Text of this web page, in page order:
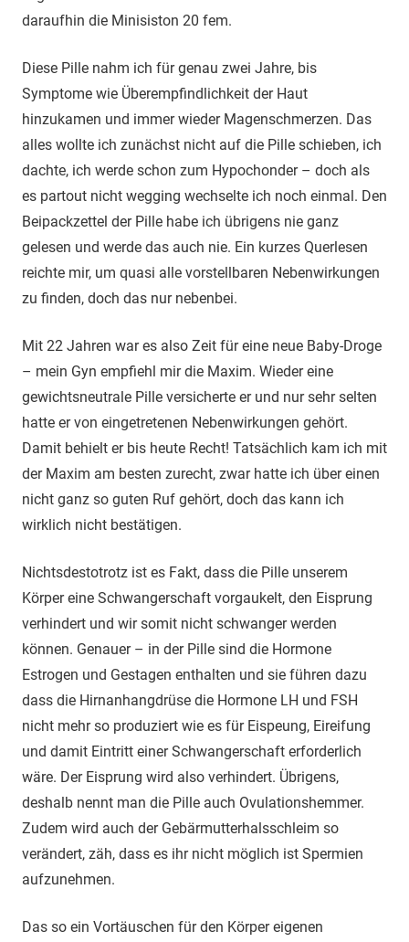
daraufhin die Minisiston 20 fem.
Diese Pille nahm ich für genau zwei Jahre, bis
Symptome wie Überempfindlichkeit der Haut
hinzukamen und immer wieder Magenschmerzen. Das
alles wollte ich zunächst nicht auf die Pille schieben, ich
dachte, ich werde schon zum Hypochonder – doch als
es partout nicht wegging wechselte ich noch einmal. Den
Beipackzettel der Pille habe ich übrigens nie ganz
gelesen und werde das auch nie. Ein kurzes Querlesen
reichte mir, um quasi alle vorstellbaren Nebenwirkungen
zu finden, doch das nur nebenbei.
Mit 22 Jahren war es also Zeit für eine neue Baby-Droge
– mein Gyn empfiehl mir die Maxim. Wieder eine
gewichtsneutrale Pille versicherte er und nur sehr selten
hatte er von eingetretenen Nebenwirkungen gehört.
Damit behielt er bis heute Recht! Tatsächlich kam ich mit
der Maxim am besten zurecht, zwar hatte ich über einen
nicht ganz so guten Ruf gehört, doch das kann ich
wirklich nicht bestätigen.
Nichtsdestotrotz ist es Fakt, dass die Pille unserem
Körper eine Schwangerschaft vorgaukelt, den Eisprung
verhindert und wir somit nicht schwanger werden
können. Genauer – in der Pille sind die Hormone
Estrogen und Gestagen enthalten und sie führen dazu
dass die Hirnanhangdrüse die Hormone LH und FSH
nicht mehr so produziert wie es für Eispeung, Eireifung
und damit Eintritt einer Schwangerschaft erforderlich
wäre. Der Eisprung wird also verhindert. Übrigens,
deshalb nennt man die Pille auch Ovulationshemmer.
Zudem wird auch der Gebärmutterhalsschleim so
verändert, zäh, dass es ihr nicht möglich ist Spermien
aufzunehmen.
Das so ein Vortäuschen für den Körper eigenen